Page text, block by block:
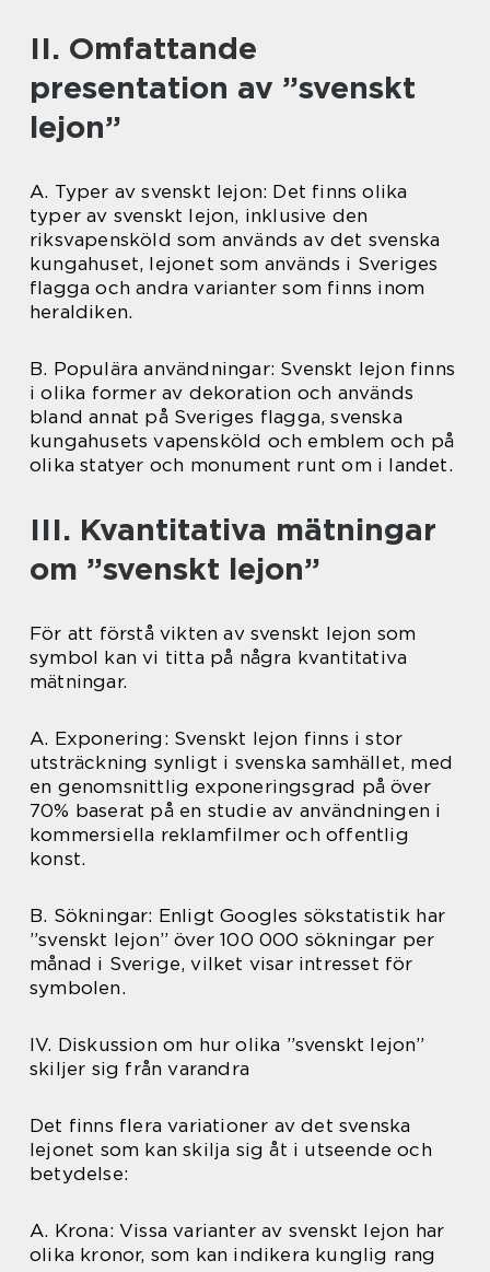
II. Omfattande
presentation av ”svenskt
lejon”
A. Typer av svenskt lejon: Det finns olika
typer av svenskt lejon, inklusive den
riksvapensköld som används av det svenska
kungahuset, lejonet som används i Sveriges
flagga och andra varianter som finns inom
heraldiken.
B. Populära användningar: Svenskt lejon finns
i olika former av dekoration och används
bland annat på Sveriges flagga, svenska
kungahusets vapensköld och emblem och på
olika statyer och monument runt om i landet.
III. Kvantitativa mätningar
om ”svenskt lejon”
För att förstå vikten av svenskt lejon som
symbol kan vi titta på några kvantitativa
mätningar.
A. Exponering: Svenskt lejon finns i stor
utsträckning synligt i svenska samhället, med
en genomsnittlig exponeringsgrad på över
70% baserat på en studie av användningen i
kommersiella reklamfilmer och offentlig
konst.
B. Sökningar: Enligt Googles sökstatistik har
”svenskt lejon” över 100 000 sökningar per
månad i Sverige, vilket visar intresset för
symbolen.
IV. Diskussion om hur olika ”svenskt lejon”
skiljer sig från varandra
Det finns flera variationer av det svenska
lejonet som kan skilja sig åt i utseende och
betydelse:
A. Krona: Vissa varianter av svenskt lejon har
olika kronor, som kan indikera kunglig rang